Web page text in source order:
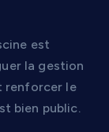
est
la gestion
renforcer le
bien public.